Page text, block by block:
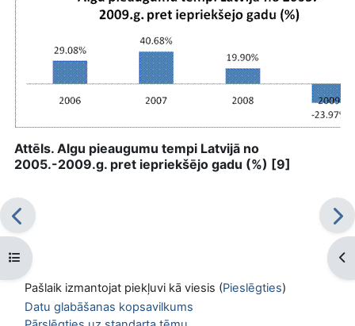
Atvērt kursu indeksu
Attēls. Algu pieaugumu tempi Latvijā no
2005.-2009.g. pret iepriekšējo gadu (%) [9]
Pašlaik izmantojat piekļuvi kā viesis (Pieslēgties)
Datu glabāšanas kopsavilkums